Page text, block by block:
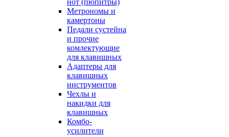
нот (пюпитры)
Метрономы и
камертоны
Педали сустейна
и прочие
комлектующие
для клавишных
Адаптеры для
клавишных
инструментов
Чехлы и
накидки для
клавишных
Комбо-
усилители